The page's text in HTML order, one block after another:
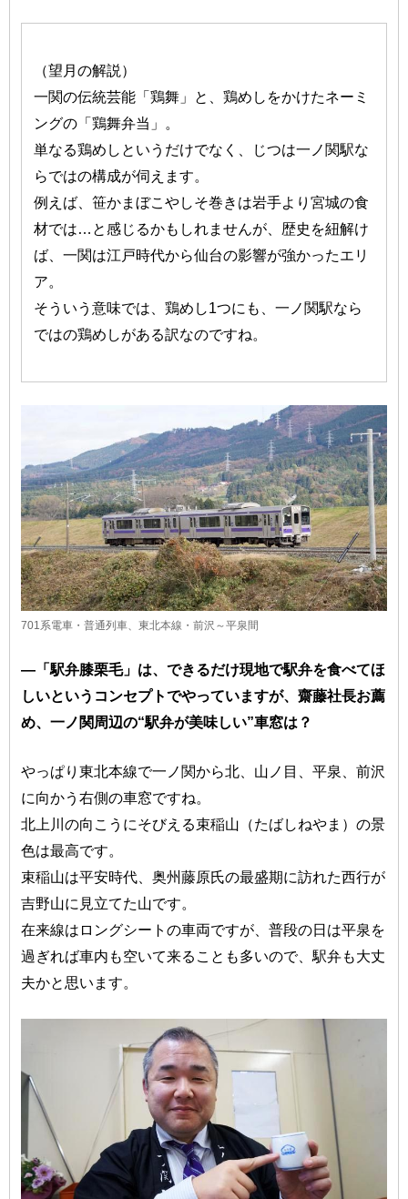
（望月の解説）
一関の伝統芸能「鶏舞」と、鶏めしをかけたネーミ
ングの「鶏舞弁当」。
単なる鶏めしというだけでなく、じつは一ノ関駅な
らではの構成が伺えます。
例えば、笹かまぼこやしそ巻きは岩手より宮城の食
材では…と感じるかもしれませんが、歴史を紐解け
ば、一関は江戸時代から仙台の影響が強かったエリ
ア。
そういう意味では、鶏めし1つにも、一ノ関駅なら
ではの鶏めしがある訳なのですね。
701系電車・普通列車、東北本線・前沢～平泉間
―「駅弁膝栗毛」は、できるだけ現地で駅弁を食べてほ
しいというコンセプトでやっていますが、齋藤社長お薦
め、一ノ関周辺の“駅弁が美味しい”車窓は？
やっぱり東北本線で一ノ関から北、山ノ目、平泉、前沢
に向かう右側の車窓ですね。
北上川の向こうにそびえる束稲山（たばしねやま）の景
色は最高です。
束稲山は平安時代、奥州藤原氏の最盛期に訪れた西行が
吉野山に見立てた山です。
在来線はロングシートの車両ですが、普段の日は平泉を
過ぎれば車内も空いて来ることも多いので、駅弁も大丈
夫かと思います。